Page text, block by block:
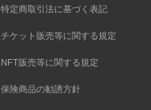
特定商取引法に基づく表記
チケット販売等に関する規定
NFT販売等に関する規定
保険商品の勧誘方針